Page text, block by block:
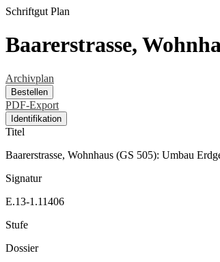
Schriftgut Plan
Baarerstrasse,
Archivplan
Bestellen
PDF-Export
Identifikation
Titel
Baarerstrasse, Wohnhaus (GS 505): Umbau
Signatur
E.13-1.11406
Stufe
Dossier